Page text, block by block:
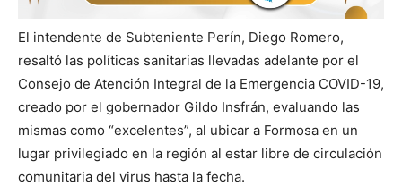
El intendente de Subteniente Perín, Diego Romero,
resaltó las políticas sanitarias llevadas adelante por el
Consejo de Atención Integral de la Emergencia COVID-19,
creado por el gobernador Gildo Insfrán, evaluando las
mismas como “excelentes”, al ubicar a Formosa en un
lugar privilegiado en la región al estar libre de circulación
comunitaria del virus hasta la fecha.